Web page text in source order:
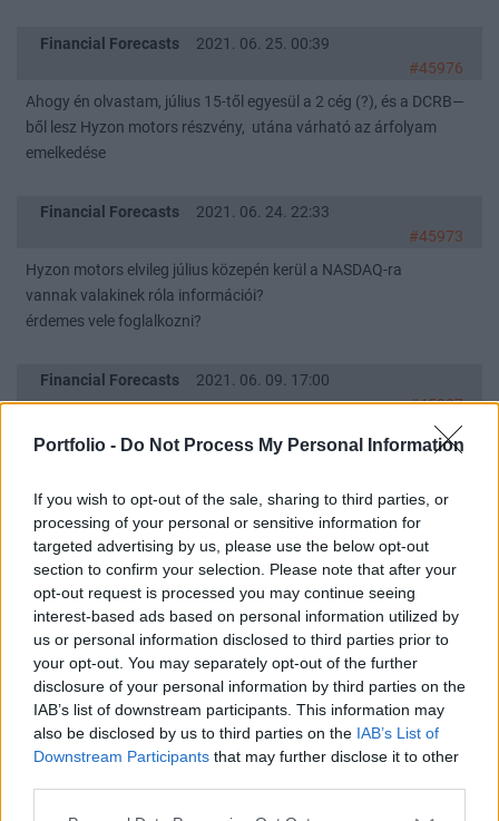
Portfolio - Do Not Process My Personal Information
If you wish to opt-out of the sale, sharing to third parties, or
processing of your personal or sensitive information for
targeted advertising by us, please use the below opt-out
section to confirm your selection. Please note that after your
opt-out request is processed you may continue seeing
interest-based ads based on personal information utilized by
us or personal information disclosed to third parties prior to
your opt-out. You may separately opt-out of the further
disclosure of your personal information by third parties on the
IAB’s list of downstream participants. This information may
also be disclosed by us to third parties on the IAB’s List of
Downstream Participants that may further disclose it to other
Financial Forecasts
2021. 06. 25. 00:39
#45976
Ahogy én olvastam, július 15-től egyesül a 2 cég (?), és a DCRB—
ből lesz Hyzon motors részvény, utána várható az árfolyam
emelkedése
Financial Forecasts
2021. 06. 24. 22:33
#45973
Hyzon motors elvileg július közepén kerül a NASDAQ-ra
vannak valakinek róla információi?
érdemes vele foglalkozni?
Financial Forecasts
2021. 06. 09. 17:00
#45087
megvettem a csúcson 1990-ért
idén várható 2000 ft körül?
Lakás/Ingatlan árak topik
2021. 05. 02. 20:53
#116240
én ott lakom
a Pöttyös utca metró környékén a kőbányai oldalon szerintem
nincs semmi gáz
inkább az Ecseri úti metró környékén, és a Bihari utcán
az árak magasak tény, de ha metró mellett nézel akár új építésűt is,
kb itt a legolcsóbb a városban
Lakás/Ingatlan árak topik
2021. 02. 26. 17:47